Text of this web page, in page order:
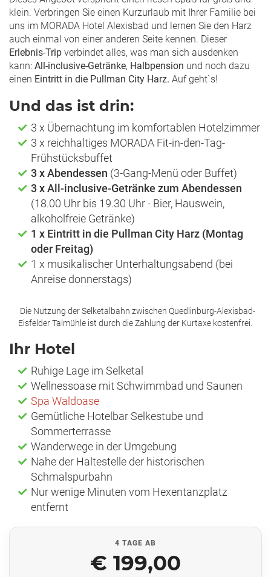
klein. Verbringen Sie einen Kurzurlaub mit Ihrer Familie bei
uns im MORADA Hotel Alexisbad und lernen Sie den Harz
auch einmal von einer anderen Seite kennen. Dieser
Erlebnis-Trip verbindet alles, was man sich ausdenken
kann: All-inclusive-Getränke, Halbpension und noch dazu
einen Eintritt in die Pullman City Harz. Auf geht`s!
Und das ist drin:
3 x Übernachtung im komfortablen Hotelzimmer
3 x reichhaltiges MORADA Fit-in-den-Tag-
Frühstücksbuffet
3 x Abendessen (3-Gang-Menü oder Buffet)
3 x All-inclusive-Getränke zum Abendessen
(18.00 Uhr bis 19.30 Uhr - Bier, Hauswein,
alkoholfreie Getränke)
1 x Eintritt in die Pullman City Harz (Montag
oder Freitag)
1 x musikalischer Unterhaltungsabend (bei
Anreise donnerstags)
Die Nutzung der Selketalbahn zwischen Quedlinburg-Alexisbad-
Eisfelder Talmühle ist durch die Zahlung der Kurtaxe kostenfrei.
Ihr Hotel
Ruhige Lage im Selketal
Wellnessoase mit Schwimmbad und Saunen
Spa Waldoase
Gemütliche Hotelbar Selkestube und
Sommerterrasse
Wanderwege in der Umgebung
Nahe der Haltestelle der historischen
Schmalspurbahn
Nur wenige Minuten vom Hexentanzplatz
entfernt
4 TAGE AB
€ 199,00